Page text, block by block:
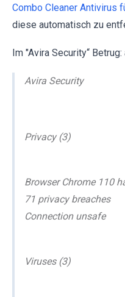
Combo Cleaner Antivirus
diese automatisch zu
Im "Avira Security“
Avira Security
Privacy (3)
Browser Chrome 110
71 privacy breaches
Connection unsafe
Viruses (3)